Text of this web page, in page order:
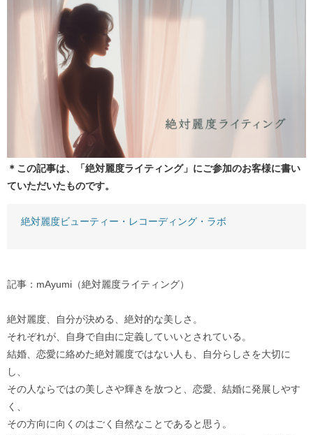
＊この記事は、「絶対麗度ライティング」にご参加のお客様に書い
ていただいたものです。
絶対麗度ビューティー・レコーディング・ラボ
記事：mAyumi（絶対麗度ライティング）
絶対麗度、自分が決める、絶対的な美しさ。
それぞれが、自身で自由に定義していいとされている。
結婚、恋愛に絡めた絶対麗度ではない人も、自分らしさを大切に
し、
その人ならではの美しさや輝きを放つと、恋愛、結婚に発展しやす
く、
その方向に向くのはごく自然なことであると思う。